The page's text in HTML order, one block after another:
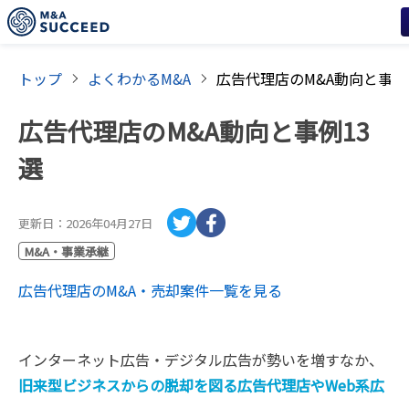
トップ よくわかるM&A 広告代理店のM&A動向と事
広告代理店のM&A動向と事例13
選
更新日： 2026年04月27日
M&A・事業承継
広告代理店のM&A・売却案件一覧を見る
インターネット広告・デジタル広告が勢いを増すなか、
旧来型ビジネスからの脱却を図る広告代理店やWeb系広